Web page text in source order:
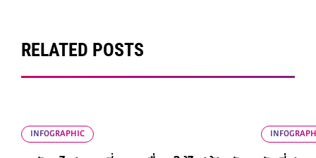
RELATED POSTS
INFOGRAPHIC